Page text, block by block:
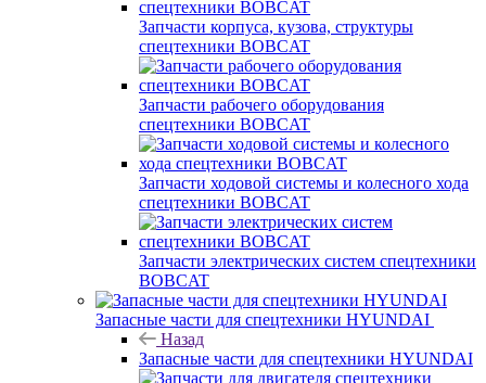
Запчасти корпуса, кузова, структуры
спецтехники BOBCAT
Запчасти рабочего оборудования
спецтехники BOBCAT
Запчасти ходовой системы и колесного хода
спецтехники BOBCAT
Запчасти электрических систем спецтехники
BOBCAT
Запасные части для спецтехники HYUNDAI
Назад
Запасные части для спецтехники HYUNDAI